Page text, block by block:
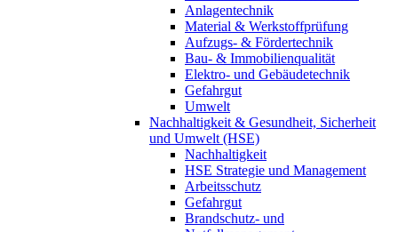
Anlagentechnik
Material & Werkstoffprüfung
Aufzugs- & Fördertechnik
Bau- & Immobilienqualität
Elektro- und Gebäudetechnik
Gefahrgut
Umwelt
Nachhaltigkeit & Gesundheit, Sicherheit
und Umwelt (HSE)
Nachhaltigkeit
HSE Strategie und Management
Arbeitsschutz
Gefahrgut
Brandschutz- und